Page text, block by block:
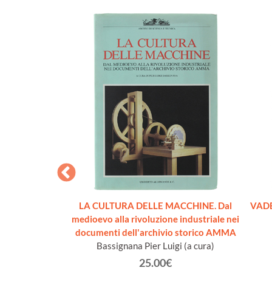
LA CULTURA DELLE MACCHINE. Dal
medioevo alla rivoluzione industriale nei
documenti dell'archivio storico AMMA
Bassignana Pier Luigi (a cura)
25.00€